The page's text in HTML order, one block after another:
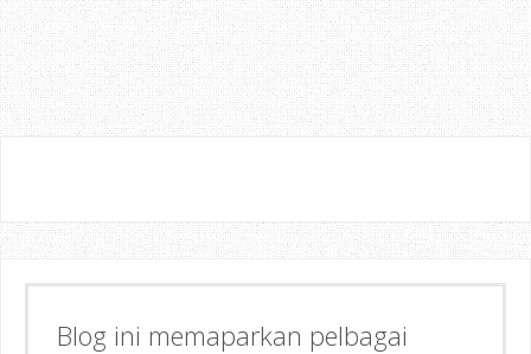
Semoga dapat memberi Manfaat &